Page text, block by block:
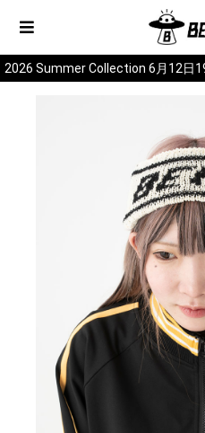
2026 Summer Collection 6月12日